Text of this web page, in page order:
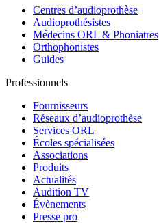
Centres d’audioprothèse
Audioprothésistes
Médecins ORL & Phoniatres
Orthophonistes
Guides
Professionnels
Fournisseurs
Réseaux d’audioprothèse
Services ORL
Écoles spécialisées
Associations
Produits
Actualités
Audition TV
Évènements
Presse pro